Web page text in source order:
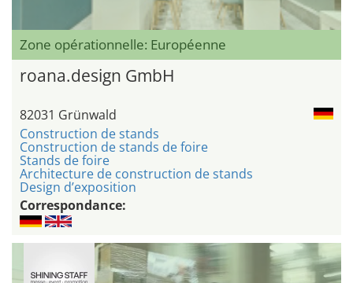
Zone opérationnelle: Européenne
roana.design GmbH
82031 Grünwald
Construction de stands
Construction de stands de foire
Stands de foire
Architecture de construction de stands
Design d’exposition
Correspondance: